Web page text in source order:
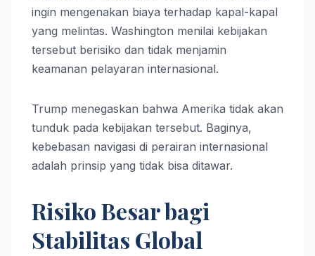
ingin mengenakan biaya terhadap kapal-kapal
yang melintas. Washington menilai kebijakan
tersebut berisiko dan tidak menjamin
keamanan pelayaran internasional.
Trump menegaskan bahwa Amerika tidak akan
tunduk pada kebijakan tersebut. Baginya,
kebebasan navigasi di perairan internasional
adalah prinsip yang tidak bisa ditawar.
Risiko Besar bagi
Stabilitas Global